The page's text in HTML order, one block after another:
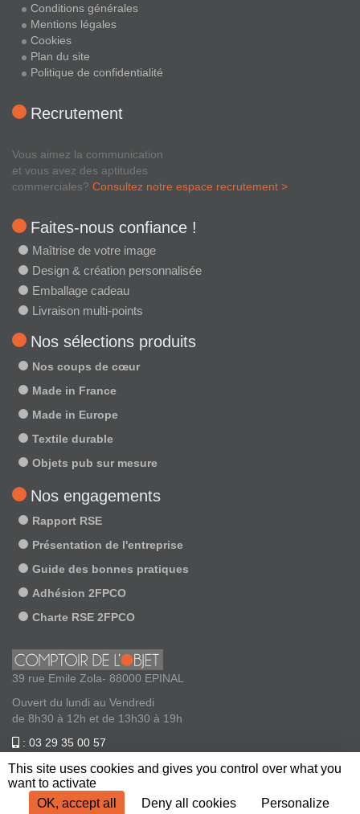
Conditions générales
Mentions légales
Cookies
Plan du site
Politique de confidentialité
Recrutement
Vous aimez la communication
et vous avez des aptitudes
commerciales? Consultez notre espace recrutement >
Faites-nous confiance !
Maîtrise de votre image
Design & création personnalisée
Emballage cadeau
Livraison multi-points
Nos sélections produits
Nos coups de cœur
Made in France
Made in Europe
Textile durable
Objets pub sur mesure
Nos engagements
Rapport RSE
Présentation de l'entreprise
Guide des bonnes pratiques
Adhésion 2FPCO
Charte RSE 2FPCO
39 rue Emile Zola- 88000 EPINAL
Ouvert du lundi au Vendredi
de 8h30 à 12h et de 13h30 à 19h
: 03 29 35 00 57
This site uses cookies and gives you control over what you
want to activate
OK, accept all
Deny all cookies Personalize